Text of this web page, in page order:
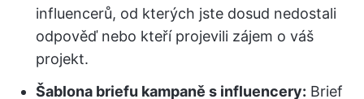
influencerů, od kterých jste dosud nedostali
odpověď nebo kteří projevili zájem o váš
projekt.
Šablona briefu kampaně s influencery: Brief